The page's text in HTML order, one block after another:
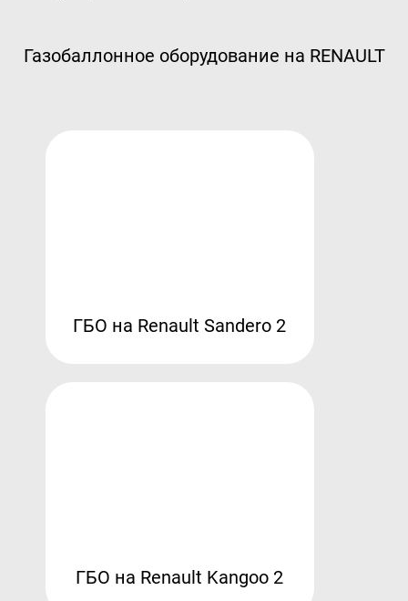
Газобаллонное оборудование на RENAULT
ГБО на Renault Sandero 2
ГБО на Renault Kangoo 2